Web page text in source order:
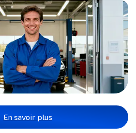
En savoir plus